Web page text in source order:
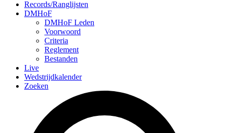
Records/Ranglijsten
DMHoF
DMHoF Leden
Voorwoord
Criteria
Reglement
Bestanden
Live
Wedstrijdkalender
Zoeken